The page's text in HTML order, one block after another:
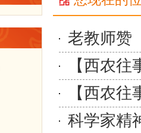
老教师赞
【西农
【西农
科学家精